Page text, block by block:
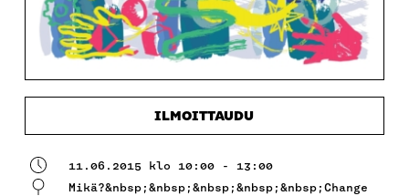
ILMOITTAUDU
11.06.2015 klo 10:00 - 13:00
Mikä?&nbsp;&nbsp;&nbsp;&nbsp;&nbsp;Change